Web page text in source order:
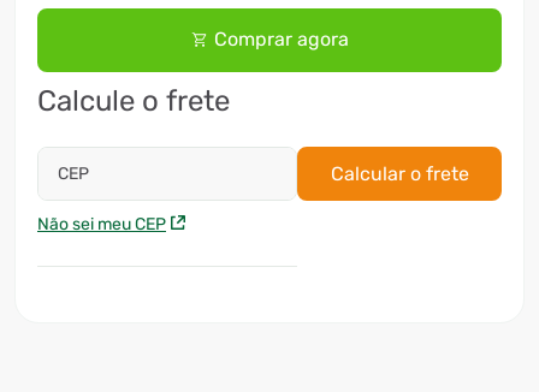
Comprar agora
Calcule o frete
CEP
Não sei meu CEP
Calcular o frete